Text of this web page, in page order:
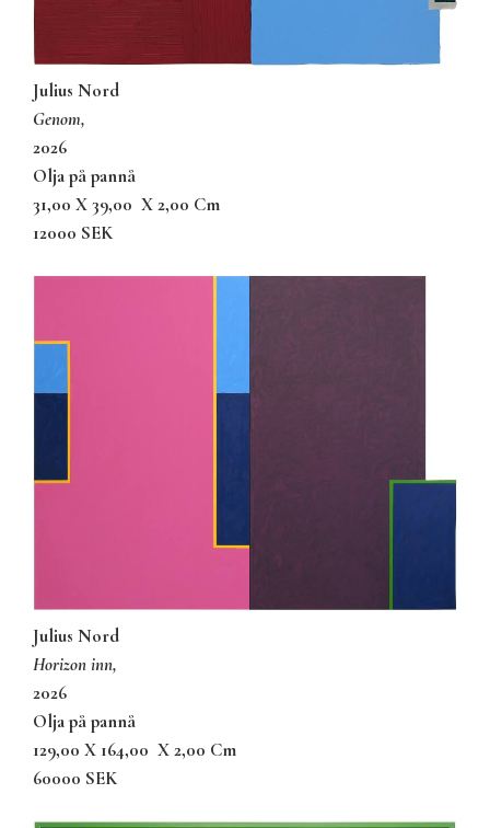
Julius Nord
genom,
2026
olja på pannå
31,00 X 39,00 X 2,00 Cm
12000 SEK
Julius Nord
horizon inn,
2026
olja på pannå
129,00 X 164,00 X 2,00 Cm
60000 SEK